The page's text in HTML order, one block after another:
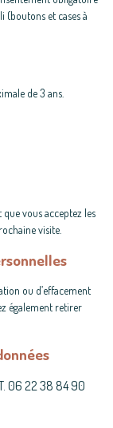
(boutons et cases à
de 3 ans.
vous acceptez les
visite.
ou d’effacement
également retirer
06 22 38 84 90